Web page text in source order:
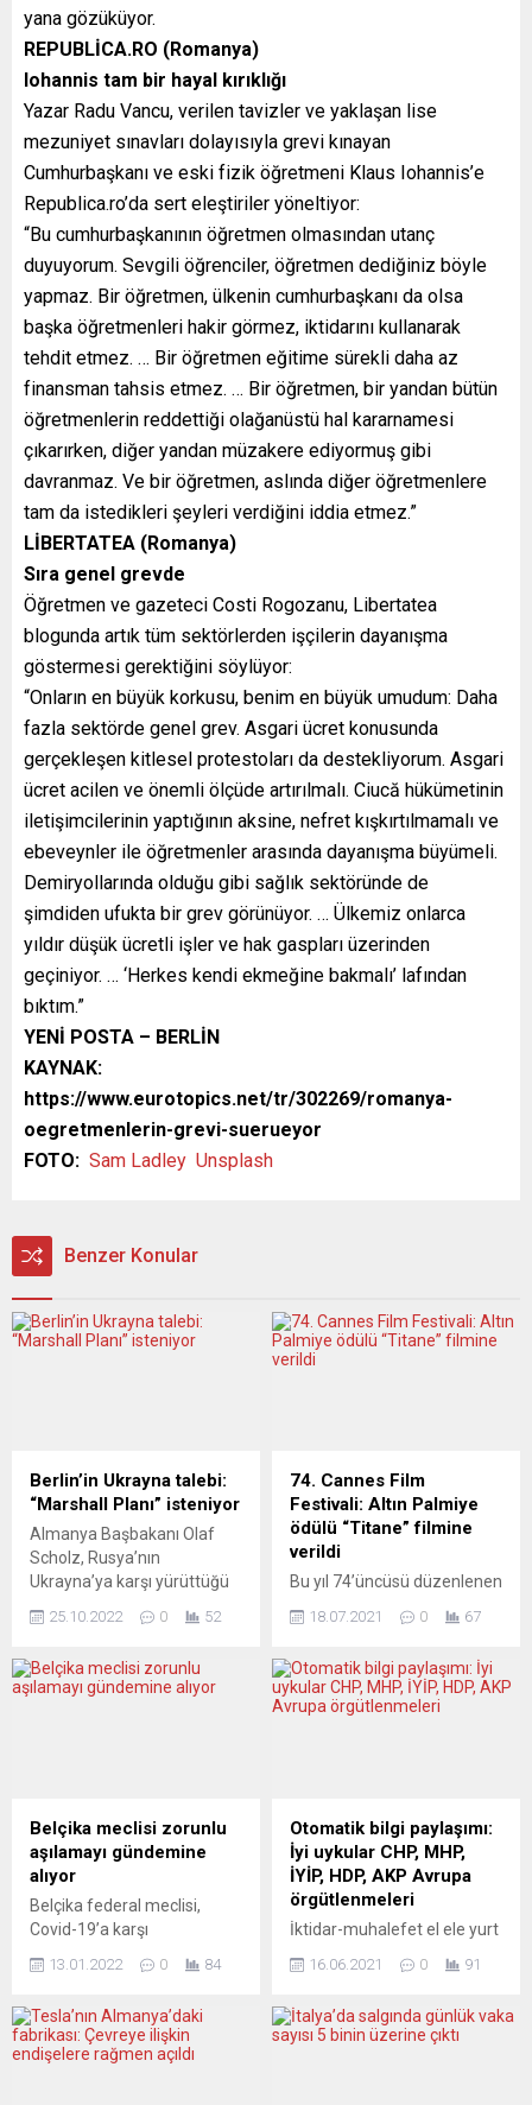
yana gözüküyor.
REPUBLİCA.RO (Romanya)
Iohannis tam bir hayal kırıklığı
Yazar Radu Vancu, verilen tavizler ve yaklaşan lise
mezuniyet sınavları dolayısıyla grevi kınayan
Cumhurbaşkanı ve eski fizik öğretmeni Klaus Iohannis’e
Republica.ro’da sert eleştiriler yöneltiyor:
“Bu cumhurbaşkanının öğretmen olmasından utanç
duyuyorum. Sevgili öğrenciler, öğretmen dediğiniz böyle
yapmaz. Bir öğretmen, ülkenin cumhurbaşkanı da olsa
başka öğretmenleri hakir görmez, iktidarını kullanarak
tehdit etmez. … Bir öğretmen eğitime sürekli daha az
finansman tahsis etmez. … Bir öğretmen, bir yandan bütün
öğretmenlerin reddettiği olağanüstü hal kararnamesi
çıkarırken, diğer yandan müzakere ediyormuş gibi
davranmaz. Ve bir öğretmen, aslında diğer öğretmenlere
tam da istedikleri şeyleri verdiğini iddia etmez.”
LİBERTATEA (Romanya)
Sıra genel grevde
Öğretmen ve gazeteci Costi Rogozanu, Libertatea
blogunda artık tüm sektörlerden işçilerin dayanışma
göstermesi gerektiğini söylüyor:
“Onların en büyük korkusu, benim en büyük umudum: Daha
fazla sektörde genel grev. Asgari ücret konusunda
gerçekleşen kitlesel protestoları da destekliyorum. Asgari
ücret acilen ve önemli ölçüde artırılmalı. Ciucă hükümetinin
iletişimcilerinin yaptığının aksine, nefret kışkırtılmamalı ve
ebeveynler ile öğretmenler arasında dayanışma büyümeli.
Demiryollarında olduğu gibi sağlık sektöründe de
şimdiden ufukta bir grev görünüyor. … Ülkemiz onlarca
yıldır düşük ücretli işler ve hak gaspları üzerinden
geçiniyor. … ‘Herkes kendi ekmeğine bakmalı’ lafından
bıktım.”
YENİ POSTA – BERLİN
KAYNAK:
https://www.eurotopics.net/tr/302269/romanya-
oegretmenlerin-grevi-suerueyor
FOTO: Sam Ladley Unsplash
Benzer Konular
Berlin’in Ukrayna talebi:
“Marshall Planı” isteniyor
Almanya Başbakanı Olaf
Scholz, Rusya’nın
Ukrayna’ya karşı yürüttüğü
yeniden yapılanması için bir
oluşturulmasından yana
olduğunu söyledi. Başbakan
konuşmada, “Burada söz
konusu olan şey yeni bir
Marshall Planı
oluşturmaktan başka bir şey
değildir” dedi. Ukrayna’nın
yeniden inşasının hemen...
25.10.2022 0 52
74. Cannes Film
Festivali: Altın Palmiye
ödülü “Titane” filmine
verildi
Bu yıl 74’üncüsü düzenlenen
Altın Palmiye ödülünü
Fransa’nın Cannes kentinde
6 Temmuz’da başlayan
Palmiye kazanan filmi erken
açıkladığı festivalde, ödül
Fransız Julia Ducournau’nun
yönettiği “Titane” filmine
verildi. Ducournau, bu
ödülü...
18.07.2021 0 67
Belçika meclisi zorunlu
aşılamayı gündemine
alıyor
Belçika federal meclisi,
Covid-19’a karşı
getirilmesini görüşmeye
milletvekilleri, zorunlu
aşılamayı Sağlık
13.01.2022 0 84
Otomatik bilgi paylaşımı:
İyi uykular CHP, MHP,
İYİP, HDP, AKP Avrupa
örgütlenmeleri
İktidar-muhalefet el ele yurt
Türkiye kökenliyi uçurumdan
de Almanya-Avusturya-
Hollanda-Belçika
16.06.2021 0 91